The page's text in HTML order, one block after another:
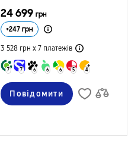
24 699 грн
+247грн
3 528 грн х 7платежів
7 7 6 6 6 5 4
Повідомити